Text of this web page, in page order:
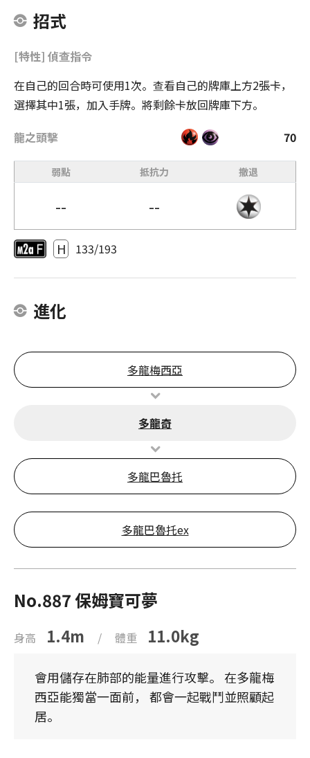
招式
[特性] 偵查指令
在自己的回合時可使用1次。查看自己的牌庫上方2張卡，
選擇其中1張，加入手牌。將剩餘卡放回牌庫下方。
龍之頭擊
70
弱點 抵抗力 撤退
-- --
H 133/193
進化
多龍梅西亞
多龍奇
多龍巴魯托
多龍巴魯托ex
No.887 保姆寶可夢
身高 1.4m / 體重 11.0kg
會用儲存在肺部的能量進行攻擊。 在多龍梅
西亞能獨當一面前， 都會一起戰鬥並照顧起
居。